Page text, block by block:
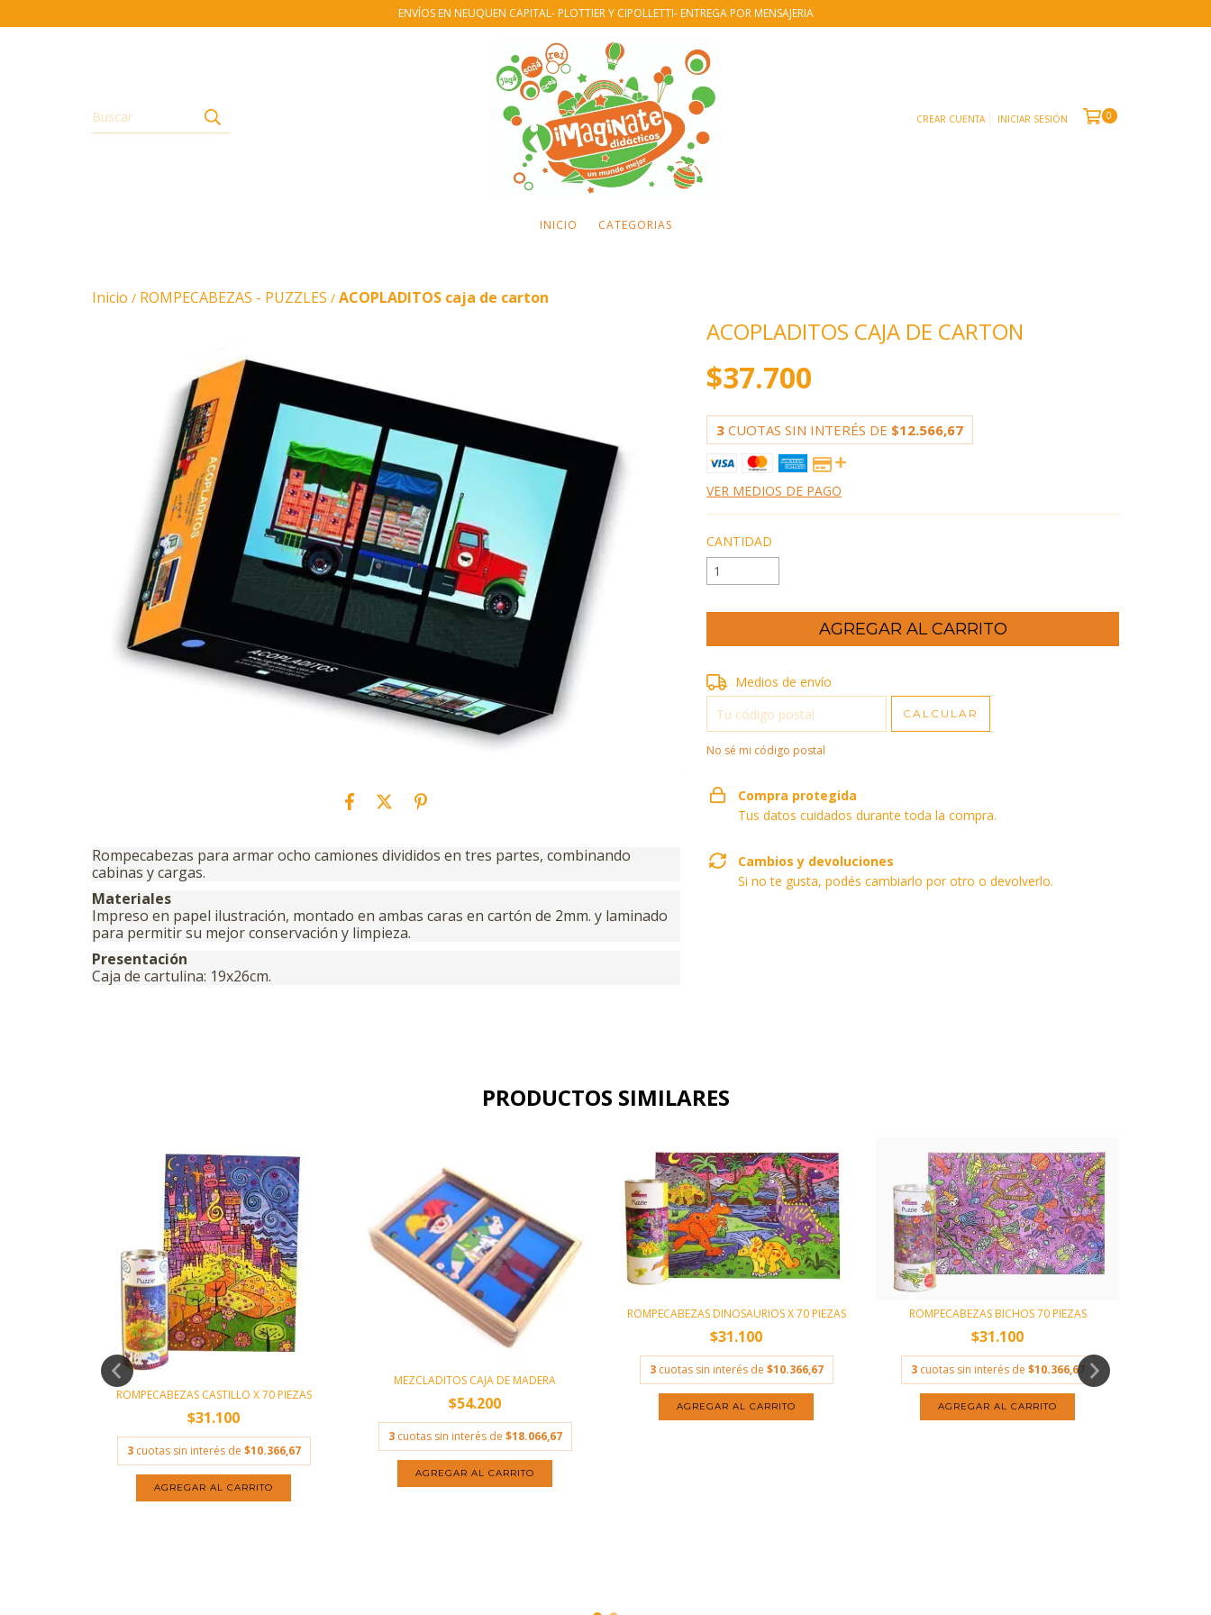
ENVÍOS EN NEUQUEN CAPITAL- PLOTTIER Y CIPOLLETTI- ENTREGA POR MENSAJERIA
CREAR CUENTA INICIAR SESIÓN 0
INICIO CATEGORIAS
Inicio / ROMPECABEZAS - PUZZLES / ACOPLADITOS caja de carton
Rompecabezas para armar ocho camiones divididos en tres partes, combinando
cabinas y cargas.
Materiales
Impreso en papel ilustración, montado en ambas caras en cartón de 2mm. y laminado
para permitir su mejor conservación y limpieza.
Presentación
Caja de cartulina: 19x26cm.
ACOPLADITOS CAJA DE CARTON
$37.700
3 CUOTAS SIN INTERÉS DE $12.566,67
VER MEDIOS DE PAGO
CANTIDAD
Entregas para el CP:
Medios de envío
CALCULAR
No sé mi código postal
Compra protegida
Tus datos cuidados durante toda la compra.
Cambios y devoluciones
Si no te gusta, podés cambiarlo por otro o devolverlo.
PRODUCTOS SIMILARES
ROMPECABEZAS CASTILLO X 70 PIEZAS
$31.100
3 cuotas sin interés de $10.366,67
MEZCLADITOS CAJA DE MADERA
$54.200
3 cuotas sin interés de $18.066,67
ROMPECABEZAS DINOSAURIOS X 70 PIEZAS
$31.100
3 cuotas sin interés de $10.366,67
ROMPECABEZAS BICHOS 70 PIEZAS
$31.100
3 cuotas sin interés de $10.366,67